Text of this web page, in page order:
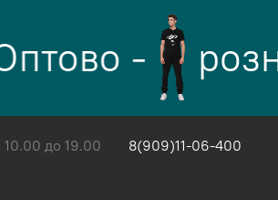
-
до 19.00 8(909)11-06-400